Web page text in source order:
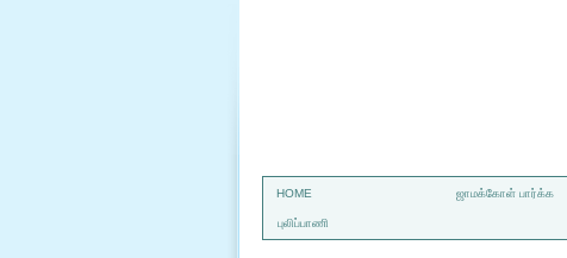
HOME ஜாமக்கோள் பார்க்க
புலிப்பாணி